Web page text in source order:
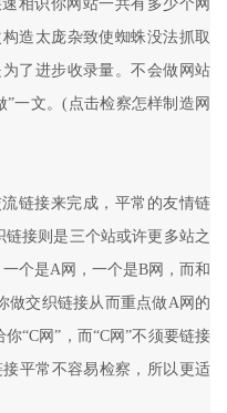
相识你网站一共有多少个网
造太庞杂致使蜘蛛没法抓取
了进步收录量。不会做网站
一文。(点击检察怎样制造网
链接来完成，平常的友情链
接则是三个站或许更多站之
个是A网，一个是B网，而和
做交织链接从而重点做A网的
“C网”，而“C网”不须要链接
平常不容易检察，所以更适